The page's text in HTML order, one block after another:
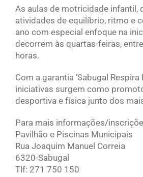
As aulas de motricidade infantil,
atividades de equilíbrio, ritmo e
ano com especial enfoque na
decorrem às quartas-feiras,
horas.
Com a garantia ‘Sabugal Respira
iniciativas surgem como
desportiva e física junto dos
Para mais informações/
Pavilhão e Piscinas Municipais
Rua Joaquim Manuel Correia
6320-Sabugal
Tlf: 271 750 150